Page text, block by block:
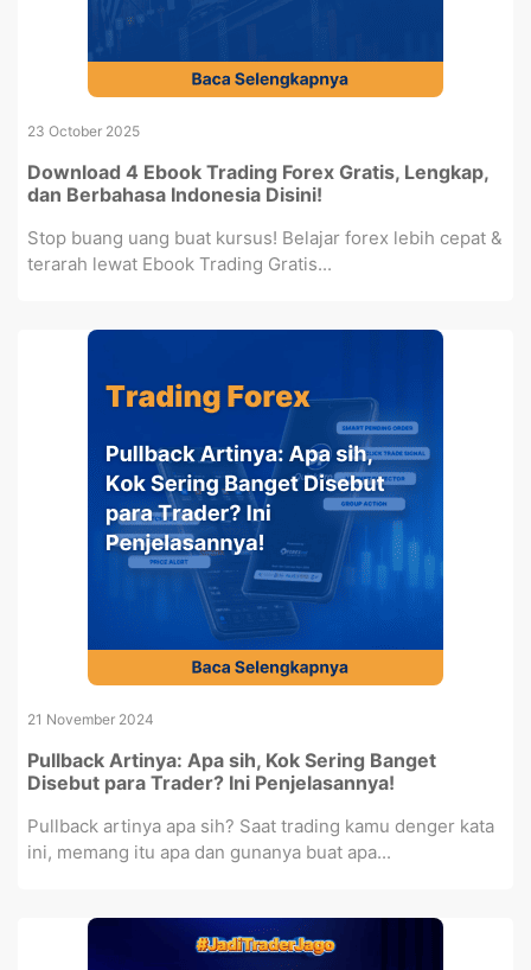
23 October 2025
Download 4 Ebook Trading Forex Gratis, Lengkap,
dan Berbahasa Indonesia Disini!
Stop buang uang buat kursus! Belajar forex lebih cepat &
terarah lewat Ebook Trading Gratis...
21 November 2024
Pullback Artinya: Apa sih, Kok Sering Banget
Disebut para Trader? Ini Penjelasannya!
Pullback artinya apa sih? Saat trading kamu denger kata
ini, memang itu apa dan gunanya buat apa...